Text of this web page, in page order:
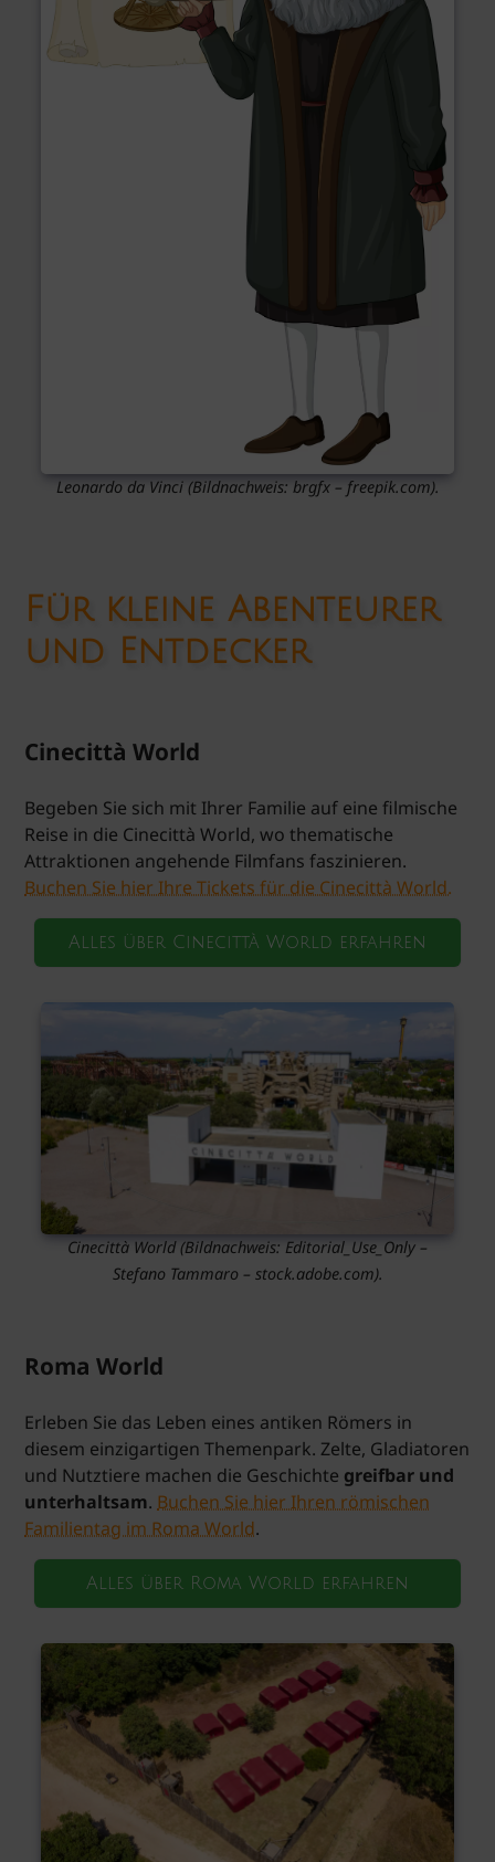
Leonardo da Vinci (Bildnachweis: brgfx – freepik.com).
Für kleine Abenteurer
und Entdecker
Cinecittà World
Begeben Sie sich mit Ihrer Familie auf eine filmische
Reise in die Cinecittà World, wo thematische
Attraktionen angehende Filmfans faszinieren.
Buchen Sie hier Ihre Tickets für die Cinecittà World.
Alles über Cinecittà World erfahren
Cinecittà World (Bildnachweis: Editorial_Use_Only –
Stefano Tammaro – stock.adobe.com).
Roma World
Erleben Sie das Leben eines antiken Römers in
diesem einzigartigen Themenpark. Zelte, Gladiatoren
und Nutztiere machen die Geschichte greifbar und
unterhaltsam. Buchen Sie hier Ihren römischen
Familientag im Roma World.
Alles über Roma World erfahren